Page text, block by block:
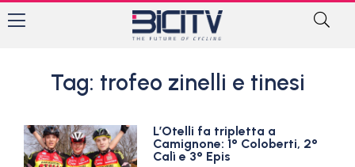
Tag: trofeo zinelli e tinesi
L’Otelli fa tripletta a
Camignone: 1° Coloberti, 2°
Calì e 3° Epis